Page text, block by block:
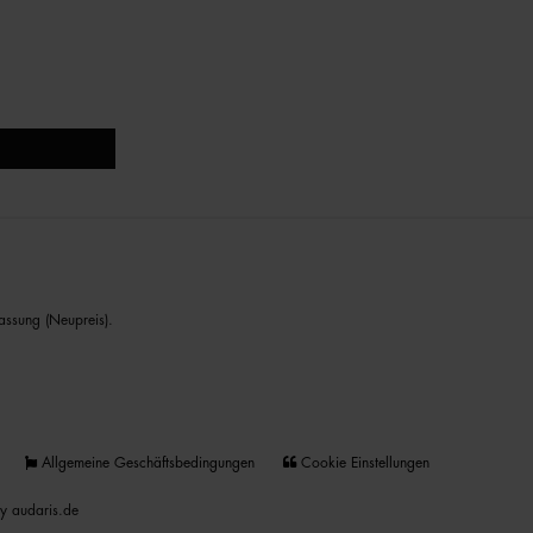
(Neupreis).
Allgemeine Geschäftsbedingungen Cookie Einstellungen
audaris.de